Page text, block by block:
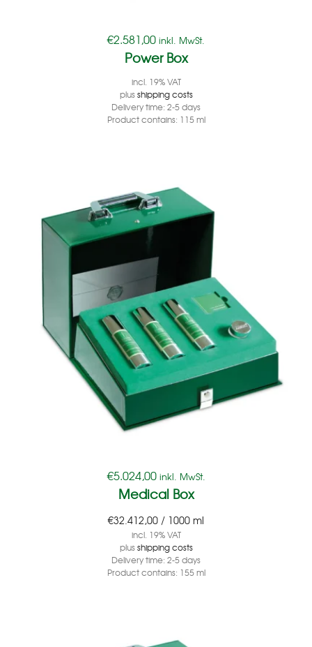
€5.024,00 inkl. MwSt.
Medical Box
€32.412,00 / 1000 ml
incl. 19% VAT
plusshipping costs
Delivery time: 2-5 days
Product contains: 155ml
€2.581,00 inkl. MwSt.
Power Box
incl. 19% VAT
plusshipping costs
Delivery time: 2-5 days
Product contains: 115ml